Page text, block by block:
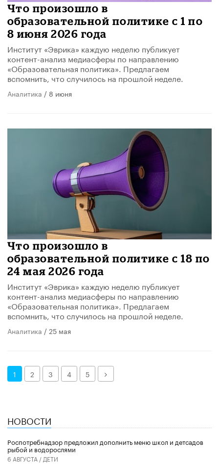
​Что произошло в
образовательной политике с 1 по
8 июня 2026 года
Институт «Эврика» каждую неделю публикует
контент-анализ медиасферы по направлению
«Образовательная политика». Предлагаем
вспомнить, что случилось на прошлой неделе.
Аналитика / 8 июня
Что произошло в
образовательной политике с 18 по
24 мая 2026 года
Институт «Эврика» каждую неделю публикует
контент-анализ медиасферы по направлению
«Образовательная политика». Предлагаем
вспомнить, что случилось на прошлой неделе.
Аналитика / 25 мая
1 2 3 4 5 Далее
НОВОСТИ
Роспотребнадзор предложил дополнить меню школ и детсадов
рыбой и водорослями
6 АВГУСТА / ДЕТИ